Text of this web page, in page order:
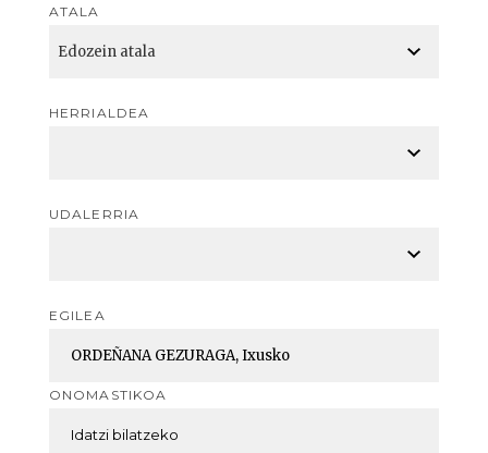
ATALA
HERRIALDEA
UDALERRIA
EGILEA
ONOMASTIKOA